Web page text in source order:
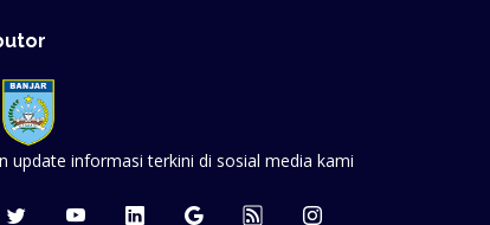
update informasi terkini di sosial media kami